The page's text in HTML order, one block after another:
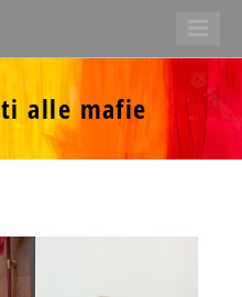
alle mafie